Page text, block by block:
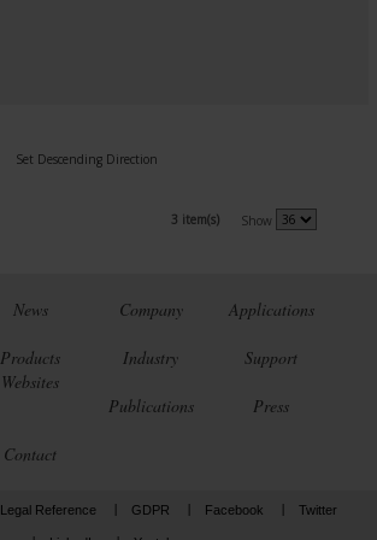
Set Descending Direction
3 item(s) Show
News Company Applications
Products
Websites
Industry Support
Publications Press
Contact
Legal Reference GDPR Facebook Twitter